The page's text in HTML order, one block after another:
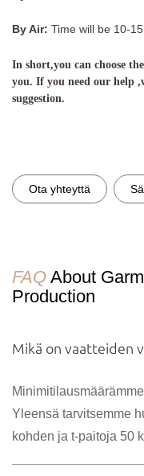
By Air: Time will be 10-
In short,you can choose
you. If you need our help
suggestion.
Ota yhteyttä
FAQ About
Production
Mikä on vaatteiden
(MOQ)?
Yleensä tarvitsemme
kohden ja t-paitoja 50